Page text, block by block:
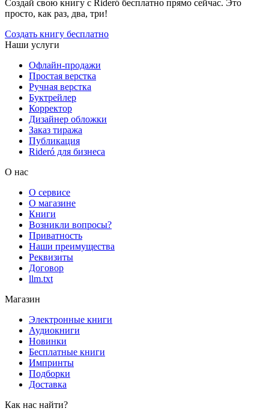
Создай свою книгу с Rideró бесплатно прямо сейчас. Это
просто, как раз, два, три!
Создать книгу бесплатно
Наши услуги
Офлайн-продажи
Простая верстка
Ручная верстка
Буктрейлер
Корректор
Дизайнер обложки
Заказ тиража
Публикация
Rideró для бизнеса
О нас
О сервисе
О магазине
Книги
Возникли вопросы?
Приватность
Наши преимущества
Реквизиты
Договор
llm.txt
Магазин
Электронные книги
Аудиокниги
Новинки
Бесплатные книги
Импринты
Подборки
Доставка
Как нас найти?